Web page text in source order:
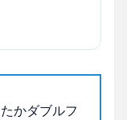
かダブルフ